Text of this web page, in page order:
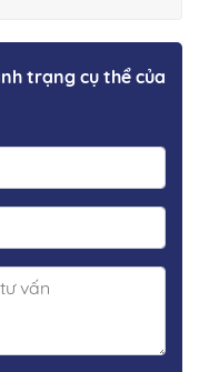
trạng cụ thể của